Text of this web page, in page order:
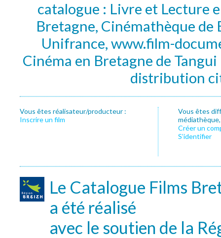
catalogue : Livre et Lecture
Bretagne, Cinémathèque de
Unifrance, www.film-
Cinéma en Bretagne de
distribution
Vous êtes réalisateur/producteur :
Inscrire un film
Vous êtes
Créer un
S’identifier
Le Catalogue Films
a été réalisé
avec le soutien de la